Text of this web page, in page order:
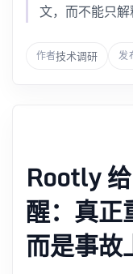
文，而不能只解
作者技术调研 发
Rootly
醒：真正
而是事故